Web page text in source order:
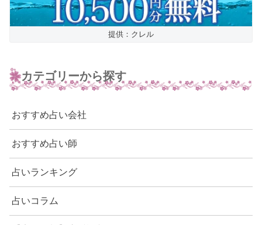
提供：クレル
カテゴリーから探す
おすすめ占い会社
おすすめ占い師
占いランキング
占いコラム